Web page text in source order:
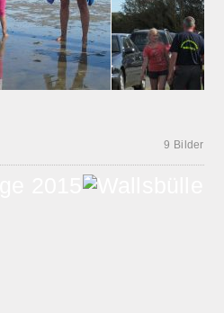
9 Bilder